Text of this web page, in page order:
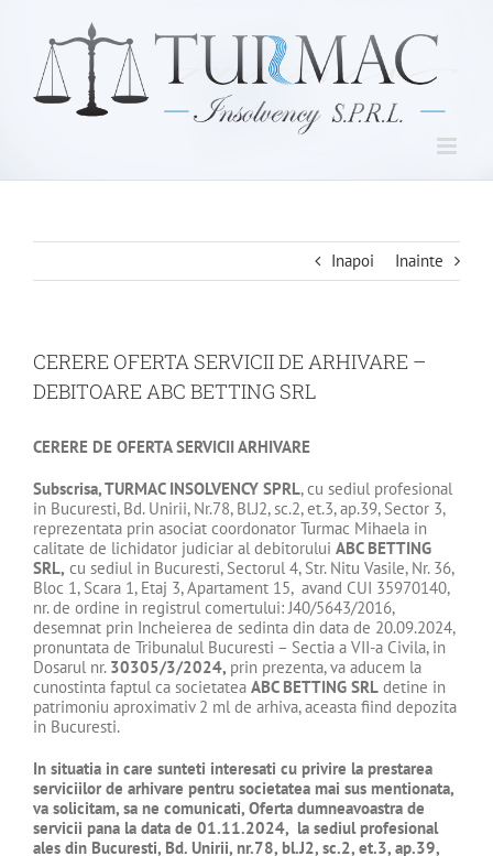
content
Inapoi Inainte
CERERE OFERTA SERVICII DE ARHIVARE –
DEBITOARE ABC BETTING SRL
CERERE DE OFERTA SERVICII ARHIVARE
Subscrisa, TURMAC INSOLVENCY SPRL, cu sediul profesional
in Bucuresti, Bd. Unirii, Nr.78, Bl.J2, sc.2, et.3, ap.39, Sector 3,
reprezentata prin asociat coordonator Turmac Mihaela in
calitate de lichidator judiciar al debitorului ABC BETTING
SRL, cu sediul in Bucuresti, Sectorul 4, Str. Nitu Vasile, Nr. 36,
Bloc 1, Scara 1, Etaj 3, Apartament 15, avand CUI 35970140,
nr. de ordine in registrul comertului: J40/5643/2016,
desemnat prin Incheierea de sedinta din data de 20.09.2024,
pronuntata de Tribunalul Bucuresti – Sectia a VII-a Civila, in
Dosarul nr. 30305/3/2024, prin prezenta, va aducem la
cunostinta faptul ca societatea ABC BETTING SRL detine in
patrimoniu aproximativ 2 ml de arhiva, aceasta fiind depozita
in Bucuresti.
In situatia in care sunteti interesati cu privire la prestarea
serviciilor de arhivare pentru societatea mai sus mentionata,
va solicitam, sa ne comunicati, Oferta dumneavoastra de
servicii pana la data de 01.11.2024, la sediul profesional
ales din Bucuresti, Bd. Unirii, nr.78, bl.J2, sc.2, et.3, ap.39,